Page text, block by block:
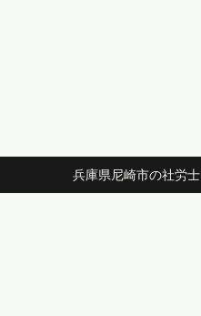
兵庫県尼崎市の社労士